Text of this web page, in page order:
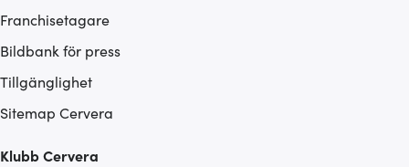
Franchisetagare
Bildbank för press
Tillgänglighet
Sitemap Cervera
Klubb Cervera